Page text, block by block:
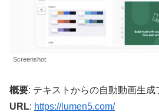
Screenshot
概要: テキストからの自動動画生成
URL: https://lumen5.com/